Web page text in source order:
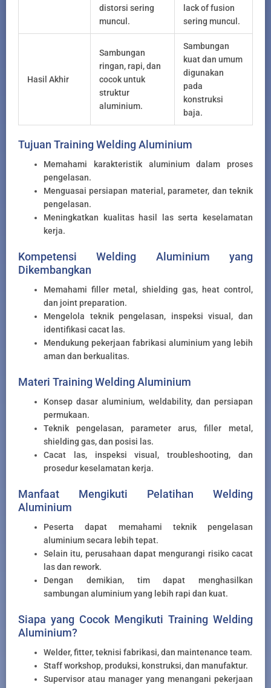
distorsi sering
muncul.
lack of fusion
sering muncul.
Hasil Akhir
Sambungan
ringan, rapi, dan
cocok untuk
struktur
aluminium.
Sambungan
kuat dan umum
digunakan
pada
konstruksi
baja.
Tujuan Training Welding Aluminium
Memahami karakteristik aluminium dalam proses
pengelasan.
Menguasai persiapan material, parameter, dan teknik
pengelasan.
Meningkatkan kualitas hasil las serta keselamatan
kerja.
Kompetensi Welding Aluminium yang
Dikembangkan
Memahami filler metal, shielding gas, heat control,
dan joint preparation.
Mengelola teknik pengelasan, inspeksi visual, dan
identifikasi cacat las.
Mendukung pekerjaan fabrikasi aluminium yang lebih
aman dan berkualitas.
Materi Training Welding Aluminium
Konsep dasar aluminium, weldability, dan persiapan
permukaan.
Teknik pengelasan, parameter arus, filler metal,
shielding gas, dan posisi las.
Cacat las, inspeksi visual, troubleshooting, dan
prosedur keselamatan kerja.
Manfaat Mengikuti Pelatihan Welding
Aluminium
Peserta dapat memahami teknik pengelasan
aluminium secara lebih tepat.
Selain itu, perusahaan dapat mengurangi risiko cacat
las dan rework.
Dengan demikian, tim dapat menghasilkan
sambungan aluminium yang lebih rapi dan kuat.
Siapa yang Cocok Mengikuti Training Welding
Aluminium?
Welder, fitter, teknisi fabrikasi, dan maintenance team.
Staff workshop, produksi, konstruksi, dan manufaktur.
Supervisor atau manager yang menangani pekerjaan